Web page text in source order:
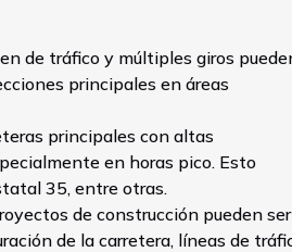
de tráfico y múltiples giros
principales en áreas
principales con altas
en horas pico. Esto
35, entre otras.
de construcción pueden ser
de la carretera, líneas de